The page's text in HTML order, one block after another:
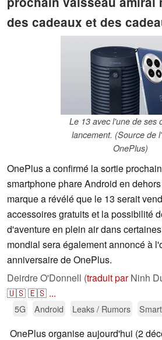
des cadeaux et des
Le 13 avec l'une de ses
lancement. (Source de
OnePlus)
OnePlus a confirmé la sortie
smartphone phare Android en
marque a révélé que le 13 serait
accessoires gratuits et la possibilité
d'aventure en plein air dans
mondial sera également annoncé à
anniversaire de OnePlus.
Deirdre O'Donnell (traduit parNinh
🇺🇸🇪🇸 ...
5G Android Leaks / Rumors
OnePlus organise aujourd'hui (2